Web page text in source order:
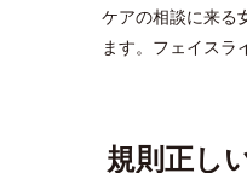
ケアの相談に来る
ます。フェイスラ
規則正し